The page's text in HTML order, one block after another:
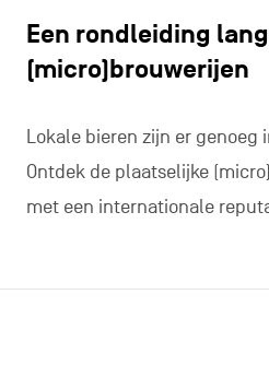
Een rondleiding
(micro)brouwerijen
Lokale bieren zijn er genoeg
Ontdek de plaatselijke
met een internationale